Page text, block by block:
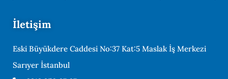
İletişim
Eski Büyükdere Caddesi No:37 Kat:5 Maslak İş Merkezi
Sarıyer İstanbul